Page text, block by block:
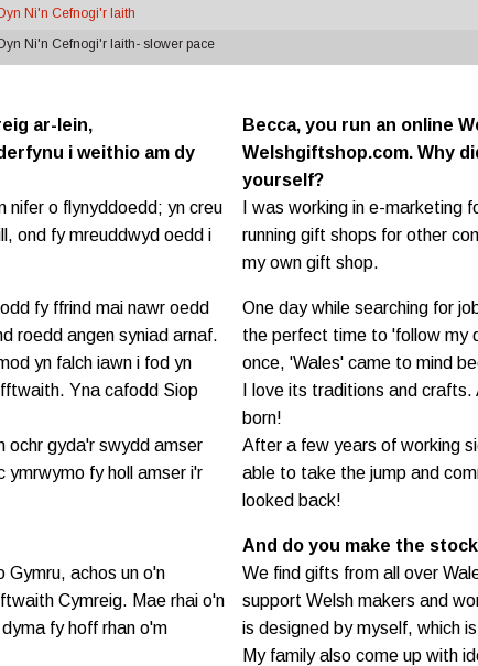
Ni'n Cefnogi'r Iaith
Ni'n Cefnogi'r Iaith- slower pace
ar-lein,
i weithio am dy
nifer o flynyddoedd; yn creu
ond fy mreuddwyd oedd i
Becca, you run an online
Welshgiftshop.com. Why
yourself?
I was working in e-marketing
running gift shops for other
my own gift shop.
fy ffrind mai nawr oedd
roedd angen syniad arnaf.
yn falch iawn i fod yn
Yna cafodd Siop
ochr gyda'r swydd amser
ymrwymo fy holl amser i'r
One day while searching for
the perfect time to 'follow my
once, 'Wales' came to mind
I love its traditions and
born!
After a few years of working
able to take the jump and
looked back!
Gymru, achos un o'n
Cymreig. Mae rhai o'n
fy hoff rhan o'm
And do you make the
We find gifts from all over
support Welsh makers and
is designed by myself, which
My family also come up with